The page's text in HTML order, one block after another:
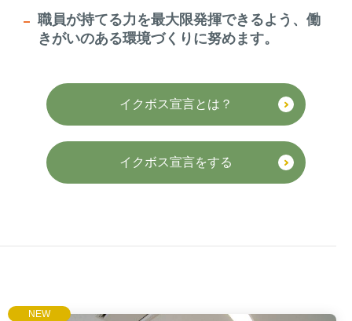
職員が持てる力を最大限発揮できるよう、働
きがいのある環境づくりに努めます。
イクボス宣言とは？
イクボス宣言をする
NEW